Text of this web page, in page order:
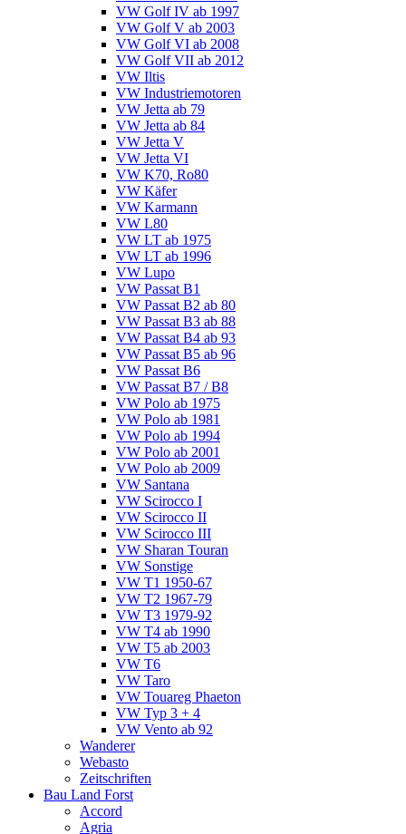
VW Golf IV ab 1997
VW Golf V ab 2003
VW Golf VI ab 2008
VW Golf VII ab 2012
VW Iltis
VW Industriemotoren
VW Jetta ab 79
VW Jetta ab 84
VW Jetta V
VW Jetta VI
VW K70, Ro80
VW Käfer
VW Karmann
VW L80
VW LT ab 1975
VW LT ab 1996
VW Lupo
VW Passat B1
VW Passat B2 ab 80
VW Passat B3 ab 88
VW Passat B4 ab 93
VW Passat B5 ab 96
VW Passat B6
VW Passat B7 / B8
VW Polo ab 1975
VW Polo ab 1981
VW Polo ab 1994
VW Polo ab 2001
VW Polo ab 2009
VW Santana
VW Scirocco I
VW Scirocco II
VW Scirocco III
VW Sharan Touran
VW Sonstige
VW T1 1950-67
VW T2 1967-79
VW T3 1979-92
VW T4 ab 1990
VW T5 ab 2003
VW T6
VW Taro
VW Touareg Phaeton
VW Typ 3 + 4
VW Vento ab 92
Wanderer
Webasto
Zeitschriften
Bau Land Forst
Accord
Agria